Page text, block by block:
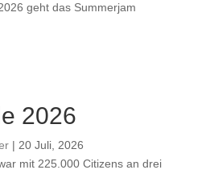
geht das Summerjam
2026
| 20 Juli, 2026
mit 225.000 Citizens an drei